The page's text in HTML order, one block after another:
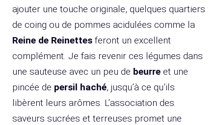
ajouter une touche originale, quelques quartiers
de coing ou de pommes acidulées comme la
Reine de Reinettes feront un excellent
complément. Je fais revenir ces légumes dans
une sauteuse avec un peu de beurre et une
pincée de persil haché, jusqu’à ce qu’ils
libèrent leurs arômes. L’association des
saveurs sucrées et terreuses promet une